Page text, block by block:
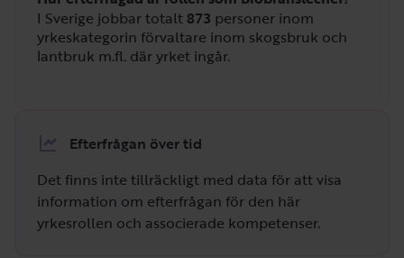
I Sverige jobbar totalt 873 personer inom
yrkeskategorin förvaltare inom skogsbruk och
lantbruk m.fl. där yrket ingår.
Efterfrågan över tid
Det finns inte tillräckligt med data för att visa
information om efterfrågan för den här
yrkesrollen och associerade kompetenser.